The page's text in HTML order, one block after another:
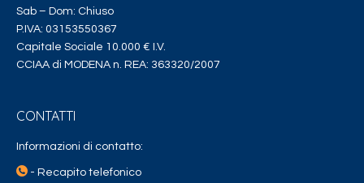
Sab – Dom: Chiuso
P.IVA: 03153550367
Capitale Sociale 10.000 € I.V.
CCIAA di MODENA n. REA: 363320/2007
CONTATTI
Informazioni di contatto:
- Recapito telefonico